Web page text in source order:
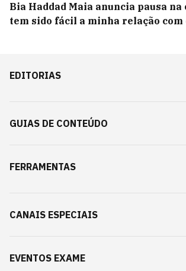
Bia Haddad Maia anuncia pausa
tem sido fácil a minha relação com
EDITORIAS
GUIAS DE CONTEÚDO
FERRAMENTAS
CANAIS ESPECIAIS
EVENTOS EXAME